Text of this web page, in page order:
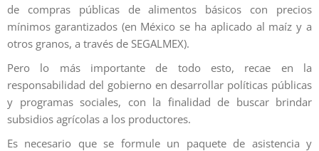
de compras públicas de alimentos básicos con precios
mínimos garantizados (en México se ha aplicado al maíz y a
otros granos, a través de SEGALMEX).
Pero lo más importante de todo esto, recae en la
responsabilidad del gobierno en desarrollar políticas públicas
y programas sociales, con la finalidad de buscar brindar
subsidios agrícolas a los productores.
Es necesario que se formule un paquete de asistencia y